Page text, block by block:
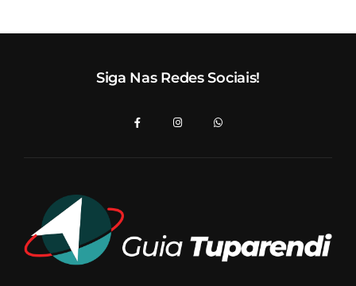
Siga Nas Redes Sociais!